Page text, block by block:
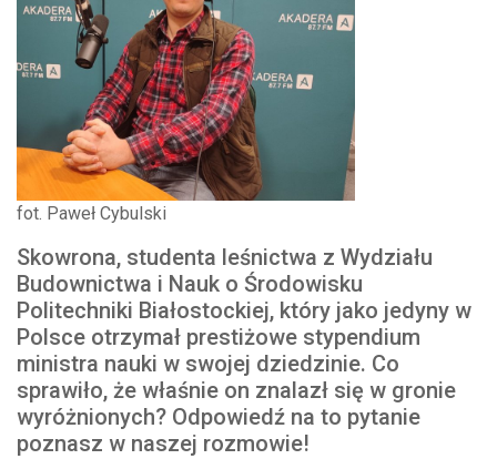
fot. Paweł Cybulski
Skowrona, studenta leśnictwa z Wydziału
Budownictwa i Nauk o Środowisku
Politechniki Białostockiej, który jako jedyny w
Polsce otrzymał prestiżowe stypendium
ministra nauki w swojej dziedzinie. Co
sprawiło, że właśnie on znalazł się w gronie
wyróżnionych? Odpowiedź na to pytanie
poznasz w naszej rozmowie!